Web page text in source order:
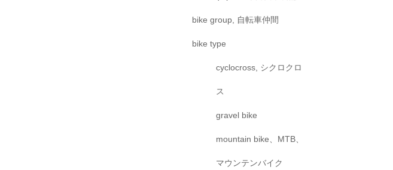
bike group, 自転車仲間
bike type
cyclocross, シクロクロ
ス
gravel bike
mountain bike、MTB、
マウンテンバイク